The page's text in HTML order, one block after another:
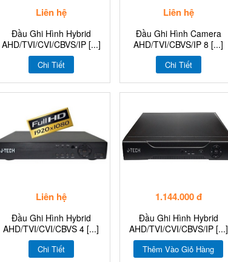
Liên hệ
Đầu Ghi Hình Hybrid
AHD/TVI/CVI/CBVS/IP [...]
Chi Tiết
Liên hệ
Đầu Ghi Hình Camera
AHD/TVI/CBVS/IP 8 [...]
Chi Tiết
Liên hệ
Đầu Ghi Hình Hybrid
AHD/TVI/CVI/CBVS 4 [...]
Chi Tiết
1.144.000 đ
Đầu Ghi Hình Hybrid
AHD/TVI/CVI/CBVS/IP [...]
Thêm Vào Giỏ Hàng